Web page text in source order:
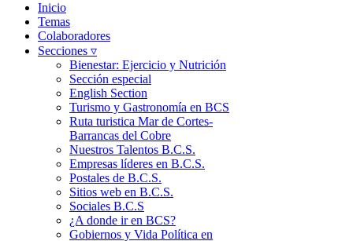
Inicio
Temas
Colaboradores
Secciones ▿
Bienestar: Ejercicio y Nutrición
Sección especial
English Section
Turismo y Gastronomía en BCS
Ruta turistica Mar de Cortes-
Barrancas del Cobre
Nuestros Talentos B.C.S.
Empresas líderes en B.C.S.
Postales de B.C.S.
Sitios web en B.C.S.
Sociales B.C.S
¿A donde ir en BCS?
Gobiernos y Vida Política en